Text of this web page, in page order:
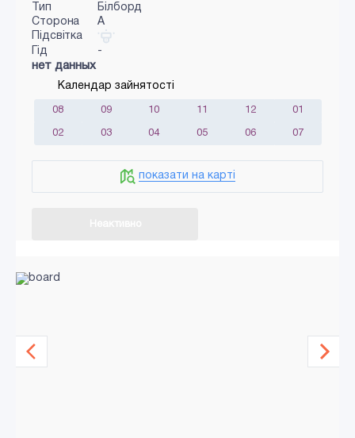
Тип
Білборд
Сторона
A
Підсвітка
Гід
-
нет данных
Календар зайнятості
08 09 10 11 12 01
02 03 04 05 06 07
показати на карті